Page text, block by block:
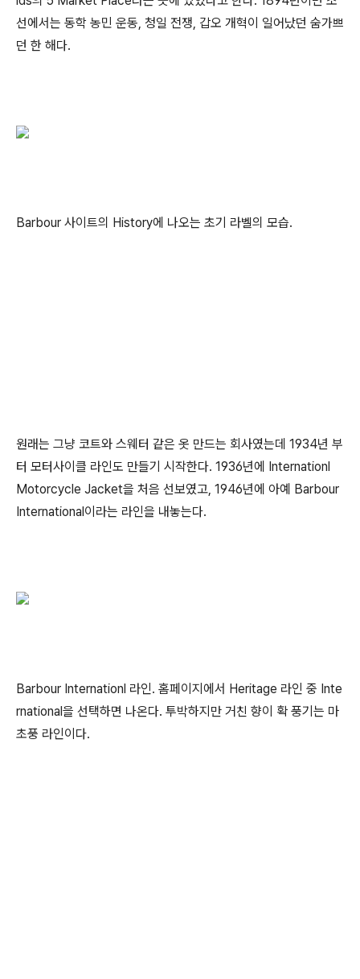
선에서는 동학 농민 운동, 청일 전쟁, 갑오 개혁이 일어났던 숨가쁘
던 한 해다.
Barbour 사이트의 History에 나오는 초기 라벨의 모습.
원래는 그냥 코트와 스웨터 같은 옷 만드는 회사였는데 1934년 부
터 모터사이클 라인도 만들기 시작한다. 1936년에 Internationl
Motorcycle Jacket을 처음 선보였고, 1946년에 아예 Barbour
International이라는 라인을 내놓는다.
Barbour Internationl 라인. 홈페이지에서 Heritage 라인 중 Inte
rnational을 선택하면 나온다. 투박하지만 거친 향이 확 풍기는 마
초풍 라인이다.